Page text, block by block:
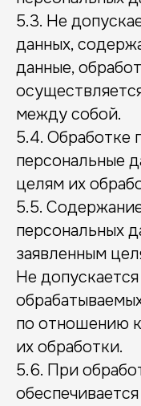
5.3. Не
данных,
данные,
между собой.
5.4. Обработке
персональные
целям их
5.5.
персональных
заявленным
Не
по отношению
их обработки.
5.6. При